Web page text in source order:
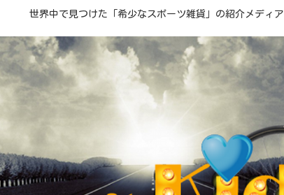
世界中で見つけた「希少なスポーツ雑貨」の紹介メディア